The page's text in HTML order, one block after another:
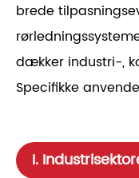
brede
dækker industri-,
Specifikke
I.